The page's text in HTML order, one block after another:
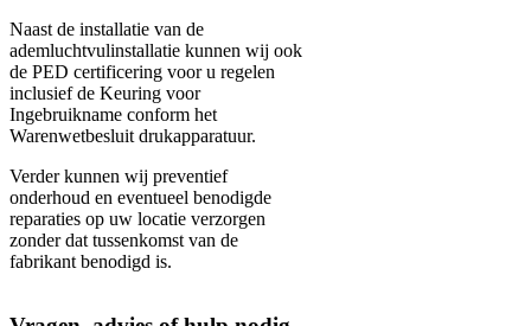
Naast de installatie van de
ademluchtvulinstallatie kunnen wij ook
de PED certificering voor u regelen
inclusief de Keuring voor
Ingebruikname conform het
Warenwetbesluit drukapparatuur.
Verder kunnen wij preventief
onderhoud en eventueel benodigde
reparaties op uw locatie verzorgen
zonder dat tussenkomst van de
fabrikant benodigd is.